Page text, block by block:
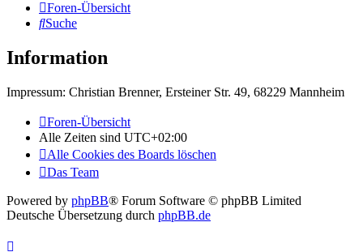
Foren-Übersicht
Suche
Information
Impressum: Christian Brenner, Ersteiner Str. 49, 68229 Mannheim
Foren-Übersicht
Alle Zeiten sind UTC+02:00
Alle Cookies des Boards löschen
Das Team
Powered by phpBB® Forum Software © phpBB Limited
Deutsche Übersetzung durch phpBB.de